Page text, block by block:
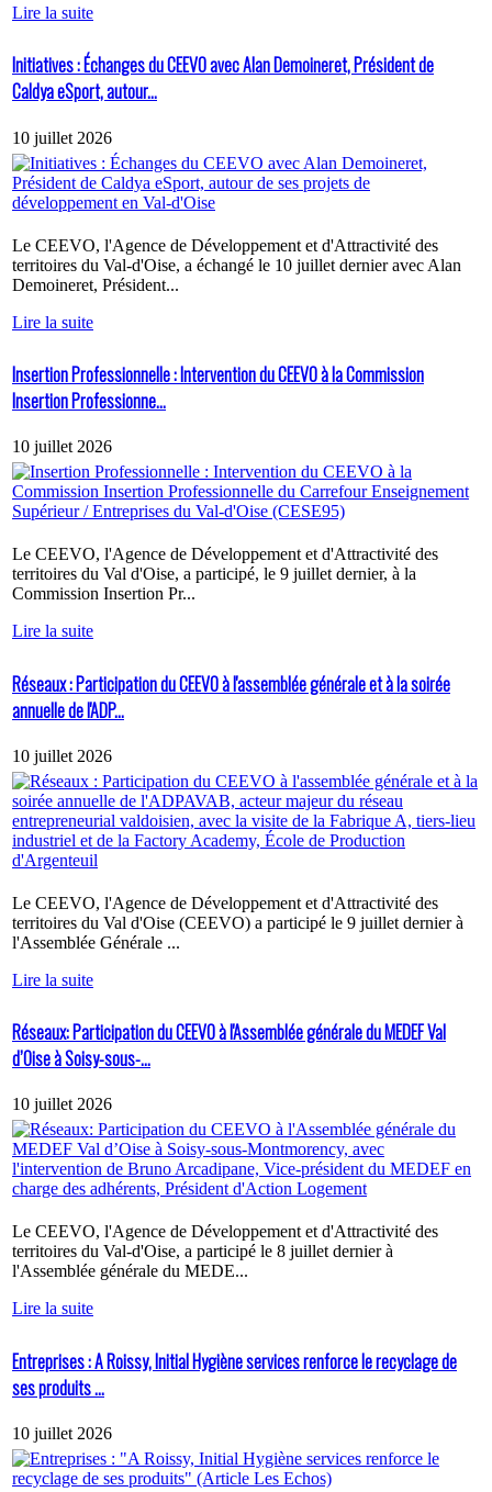
Lire la suite
Initiatives : Échanges du CEEVO avec Alan Demoineret, Président de
Caldya eSport, autour...
10 juillet 2026
Le CEEVO, l'Agence de Développement et d'Attractivité des
territoires du Val-d'Oise, a échangé le 10 juillet dernier avec Alan
Demoineret, Président...
Lire la suite
Insertion Professionnelle : Intervention du CEEVO à la Commission
Insertion Professionne...
10 juillet 2026
Le CEEVO, l'Agence de Développement et d'Attractivité des
territoires du Val d'Oise, a participé, le 9 juillet dernier, à la
Commission Insertion Pr...
Lire la suite
Réseaux : Participation du CEEVO à l'assemblée générale et à la soirée
annuelle de l'ADP...
10 juillet 2026
Le CEEVO, l'Agence de Développement et d'Attractivité des
territoires du Val d'Oise (CEEVO) a participé le 9 juillet dernier à
l'Assemblée Générale ...
Lire la suite
Réseaux: Participation du CEEVO à l'Assemblée générale du MEDEF Val
d’Oise à Soisy-sous-...
10 juillet 2026
Le CEEVO, l'Agence de Développement et d'Attractivité des
territoires du Val-d'Oise, a participé le 8 juillet dernier à
l'Assemblée générale du MEDE...
Lire la suite
Entreprises : A Roissy, Initial Hygiène services renforce le recyclage de
ses produits ...
10 juillet 2026